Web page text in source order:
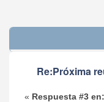
Re:Próxima
« Respuesta #3 en: